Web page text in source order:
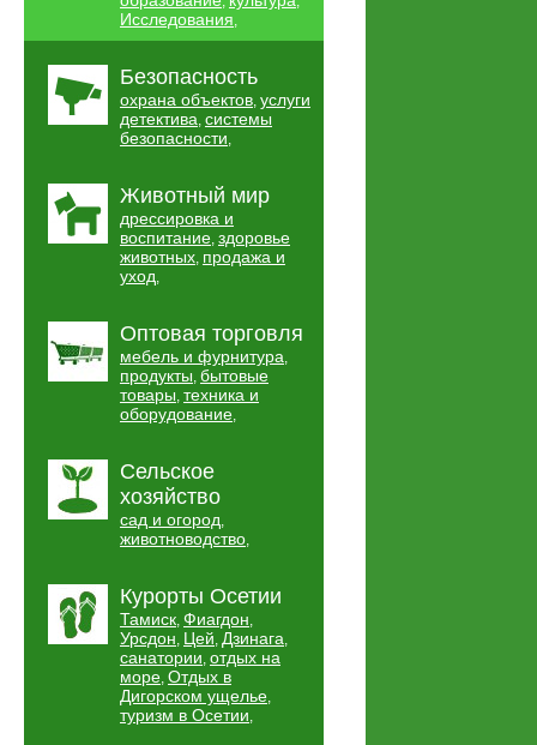
Исследования,
Безопасность
охрана объектов, услуги
детектива, системы
безопасности,
Животный мир
дрессировка и
воспитание, здоровье
животных, продажа и
уход,
Оптовая торговля
мебель и фурнитура,
продукты, бытовые
товары, техника и
оборудование,
Сельское
хозяйство
сад и огород,
животноводство,
Курорты Осетии
Тамиск, Фиагдон,
Урсдон, Цей, Дзинага,
санатории, отдых на
море, Отдых в
Дигорском ущелье,
туризм в Осетии,